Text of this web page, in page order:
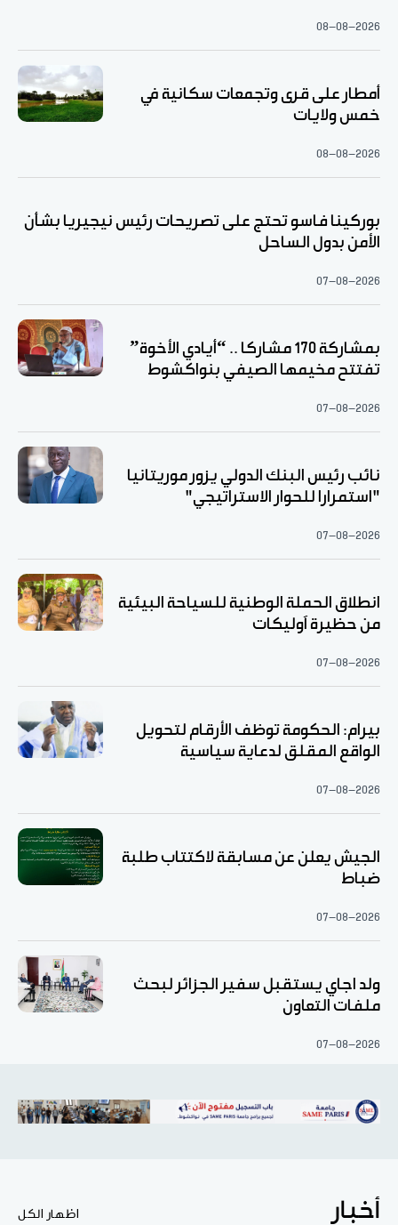
08-08-2026
أمطار على قرى وتجمعات سكانية في
خمس ولايات
08-08-2026
بوركينا فاسو تحتج على تصريحات رئيس نيجيريا بشأن
الأمن بدول الساحل
07-08-2026
بمشاركة 170 مشاركا .. “أيادي الأخوة”
تفتتح مخيمها الصيفي بنواكشوط
07-08-2026
نائب رئيس البنك الدولي يزور موريتانيا
"استمرارا للحوار الاستراتيجي"
07-08-2026
انطلاق الحملة الوطنية للسياحة البيئية
من حظيرة آوليكات
07-08-2026
بيرام: الحكومة توظف الأرقام لتحويل
الواقع المقلق لدعاية سياسية
07-08-2026
الجيش يعلن عن مسابقة لاكتتاب طلبة
ضباط
07-08-2026
ولد اجاي يستقبل سفير الجزائر لبحث
ملفات التعاون
07-08-2026
أخبار اظهار الكل